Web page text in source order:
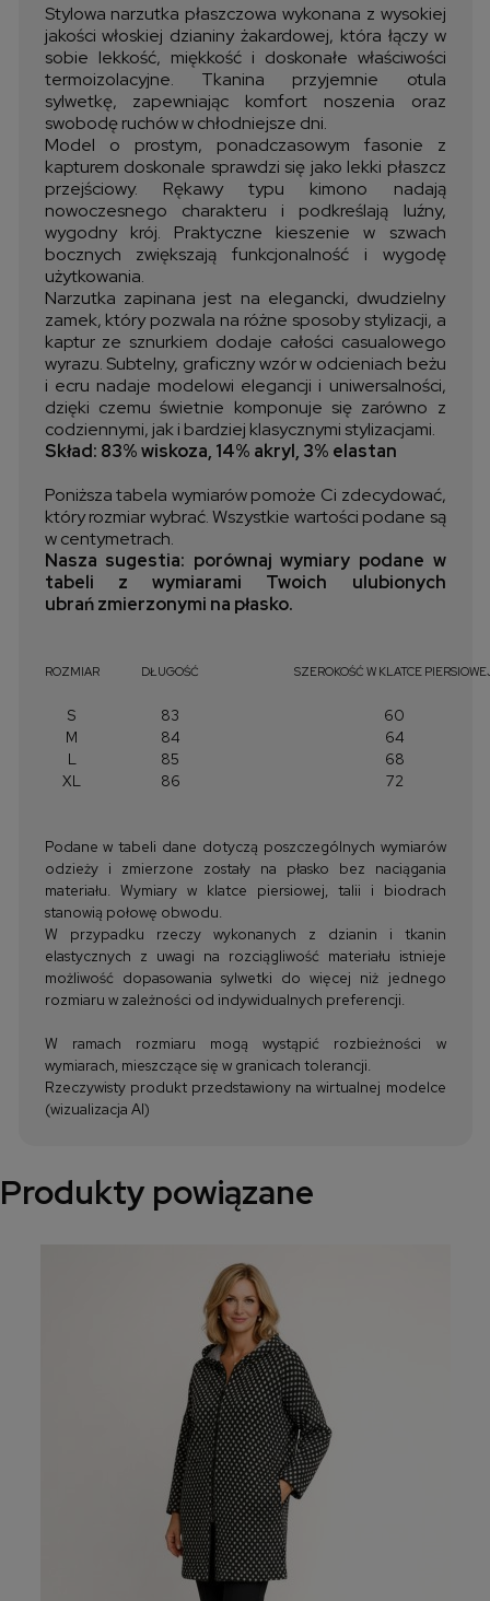
Stylowa narzutka płaszczowa wykonana z wysokiej
jakości włoskiej dzianiny żakardowej, która łączy w
sobie lekkość, miękkość i doskonałe właściwości
termoizolacyjne. Tkanina przyjemnie otula
sylwetkę, zapewniając komfort noszenia oraz
swobodę ruchów w chłodniejsze dni.
Model o prostym, ponadczasowym fasonie z
kapturem doskonale sprawdzi się jako lekki płaszcz
przejściowy. Rękawy typu kimono nadają
nowoczesnego charakteru i podkreślają luźny,
wygodny krój. Praktyczne kieszenie w szwach
bocznych zwiększają funkcjonalność i wygodę
użytkowania.
Narzutka zapinana jest na elegancki, dwudzielny
zamek, który pozwala na różne sposoby stylizacji, a
kaptur ze sznurkiem dodaje całości casualowego
wyrazu. Subtelny, graficzny wzór w odcieniach beżu
i ecru nadaje modelowi elegancji i uniwersalności,
dzięki czemu świetnie komponuje się zarówno z
codziennymi, jak i bardziej klasycznymi stylizacjami.
Skład: 83% wiskoza, 14% akryl, 3% elastan
Poniższa tabela wymiarów pomoże Ci zdecydować,
który rozmiar wybrać. Wszystkie wartości podane są
w centymetrach.
Nasza sugestia: porównaj wymiary podane w
tabeli z wymiarami Twoich ulubionych
ubrań zmierzonymi na płasko.
ROZMIAR DŁUGOŚĆ SZEROKOŚĆ W KLATCE
S 83
60
M
84
64
L
85
68
XL
86 72
Podane w tabeli dane dotyczą poszczególnych wymiarów
odzieży i zmierzone zostały na płasko bez naciągania
materiału. Wymiary w klatce piersiowej, talii i biodrach
stanowią połowę obwodu.
W przypadku rzeczy wykonanych z dzianin i tkanin
elastycznych z uwagi na rozciągliwość materiału istnieje
możliwość dopasowania sylwetki do więcej niż jednego
rozmiaru w zależności od indywidualnych preferencji.
W ramach rozmiaru mogą wystąpić rozbieżności w
wymiarach, mieszczące się w granicach tolerancji.
Rzeczywisty produkt przedstawiony na wirtualnej modelce
(wizualizacja AI)
Produkty powiązane